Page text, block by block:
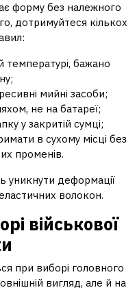
форму без належного
дотримуйтеся кількох
температурі, бажано
мийні засоби;
не на батареї;
у закритій сумці;
в сухому місці без
променів.
уникнути деформації
волокон.
військової
при виборі головного
вигляд, але й на